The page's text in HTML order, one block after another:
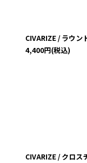
CIVARIZE / ラウ
4,400円(税込)
CIVARIZE / クロ